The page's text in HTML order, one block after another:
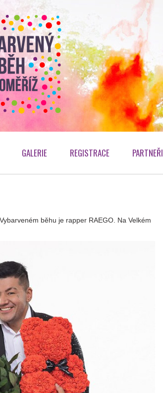
GALERIE REGISTRACE PARTNEŘI
běhu je rapper RAEGO. Na Velkém